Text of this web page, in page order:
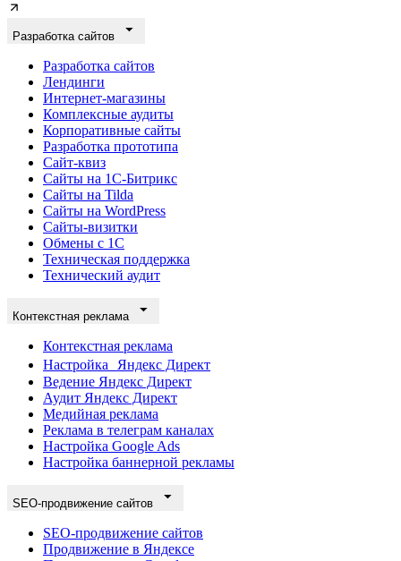
Разработка сайтов
Разработка сайтов
Лендинги
Интернет-магазины
Комплексные аудиты
Корпоративные сайты
Разработка прототипа
Сайт-квиз
Сайты на 1С-Битрикс
Сайты на Tilda
Сайты на WordPress
Сайты-визитки
Обмены с 1С
Техническая поддержка
Технический аудит
Контекстная реклама
Контекстная реклама
Настройка Яндекс Директ
Ведение Яндекс Директ
Аудит Яндекс Директ
Медийная реклама
Реклама в телеграм каналах
Настройка Google Ads
Настройка баннерной рекламы
SEO-продвижение сайтов
SEO-продвижение сайтов
Продвижение в Яндексе